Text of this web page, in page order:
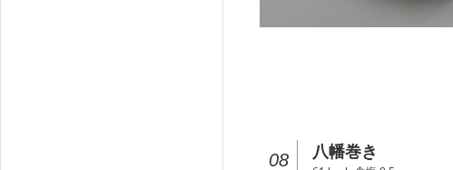
08 八幡巻き